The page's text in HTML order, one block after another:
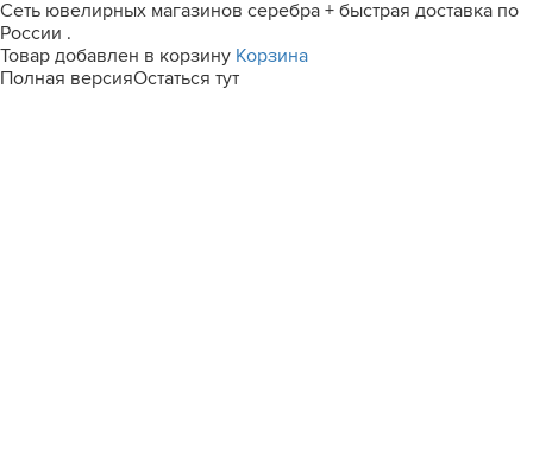
Сеть ювелирных магазинов серебра + быстрая доставка по
России .
Товар добавлен в корзину Корзина
Полная версияОстаться тут